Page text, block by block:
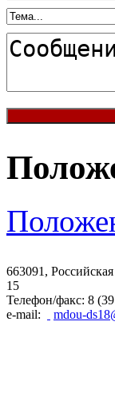
Шаблоны Joomla 3
663091,
15
Телефон/факс: 8
e-mail:
mdou-